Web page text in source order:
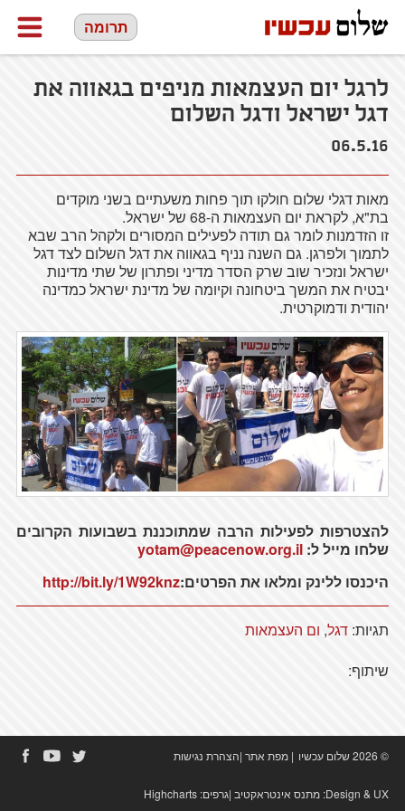
תרומה
לרגל יום העצמאות מניפים בגאווה את
דגל ישראל ודגל השלום
06.5.16
מאות דגלי שלום חולקו תוך פחות משעתיים בשני מוקדים
בת"א, לקראת יום העצמאות ה-68 של ישראל.
זו הזדמנות לומר גם תודה לפעילים המסורים ולקהל הרב שבא
לתמוך ולפרגן. גם השנה נניף בגאווה את דגל השלום לצד דגל
ישראל ונזכיר שוב שרק הסדר מדיני ופתרון של שתי מדינות
יבטיח את המשך ביטחונה וקיומה של מדינת ישראל כמדינה
יהודית ודמוקרטית.
להצטרפות לפעילות הרבה שמתוכננת בשבועות הקרובים
שלחו מייל ל: yotam@peacenow.org.il
היכנסו ללינק ומלאו את הפרטים:http://bit.ly/1W92knz
תגיות: דגל, ום העצמאות
שיתוף:
© 2026 שלום עכשיו | מפת אתר|הצהרת נגישות
Design & UX: מתנס אינטראקטיב|גרפים: Highcharts